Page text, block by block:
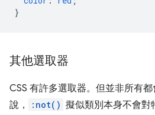
}
其他選取器
CSS 有許多選取器。但並非所有
說，
:not() 擬似類別本身不會對